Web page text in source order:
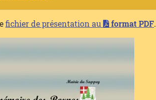
fichier de présentation au format PDF.